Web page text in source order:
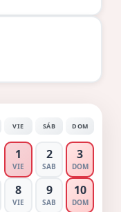
VIE SÁB DOM
1
VIE
2
SAB
3
DOM
8
VIE
9
SAB
10
DOM